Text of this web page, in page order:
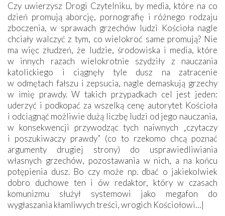
Czy uwierzysz Drogi Czytelniku, by media, które na co
dzień promują aborcję, pornografię i różnego rodzaju
zboczenia, w sprawach grzechów ludzi Kościoła nagle
chciały walczyć z tym, co wielokroć same promują? Nie
ma więc złudzeń, że ludzie, środowiska i media, które
w innych razach wielokrotnie szydziły z nauczania
katolickiego i ciągnęły tyle dusz na zatracenie
w odmętach fałszu i zepsucia, nagle demaskują grzechy
w imię prawdy. W takich przypadkach cel jest jeden:
uderzyć i podkopać za wszelką cenę autorytet Kościoła
i odciągnąć możliwie dużą liczbę ludzi od jego nauczania,
w konsekwencji przywodząc tych naiwnych „czytaczy
i poszukiwaczy prawdy” (co to rzekomo chcą poznać
argumenty drugiej strony) do usprawiedliwiania
własnych grzechów, pozostawania w nich, a na końcu
potępienia dusz. Bo czy może np. dbać o jakiekolwiek
dobro duchowe ten i ów redaktor, który w czasach
komunizmu służył systemowi jako megafon do
wygłaszania kłamliwych treści, wrogich Kościołowi…|